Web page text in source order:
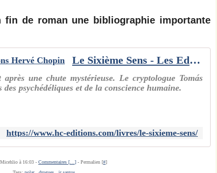
de roman une bibliographie importante
Le Sixième Sens - Les Editions Hervé Chopin
une chute mystérieuse. Le cryptologue Tomás
psychédéliques et de la conscience humaine.
https://www.hc-editions.com/livres/le-sixieme-sens/
à 16:03 - Commentaires [ ] - Permalien [#]